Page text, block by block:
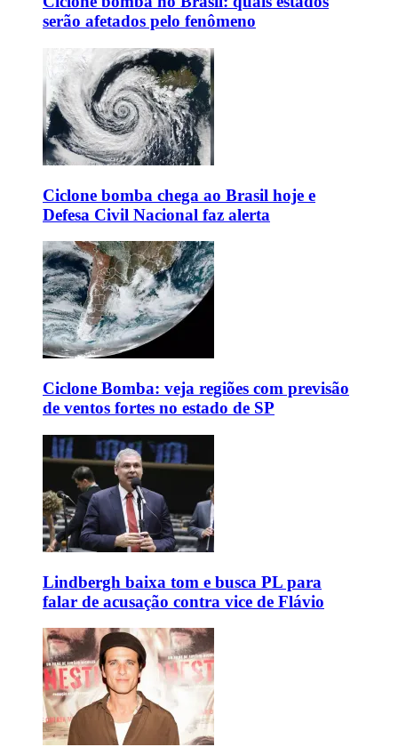
serão afetados pelo fenômeno
Ciclone bomba chega ao Brasil hoje e
Defesa Civil Nacional faz alerta
Ciclone Bomba: veja regiões com previsão
de ventos fortes no estado de SP
Lindbergh baixa tom e busca PL para
falar de acusação contra vice de Flávio